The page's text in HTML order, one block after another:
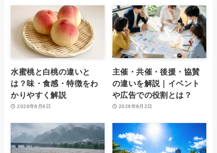
水蜜桃と白桃の違いと
は？味・食感・特徴をわ
かりやすく解説
2026年8月6日
主催・共催・後援・協賛
の違いを解説｜イベント
や広告での役割とは？
2026年8月2日